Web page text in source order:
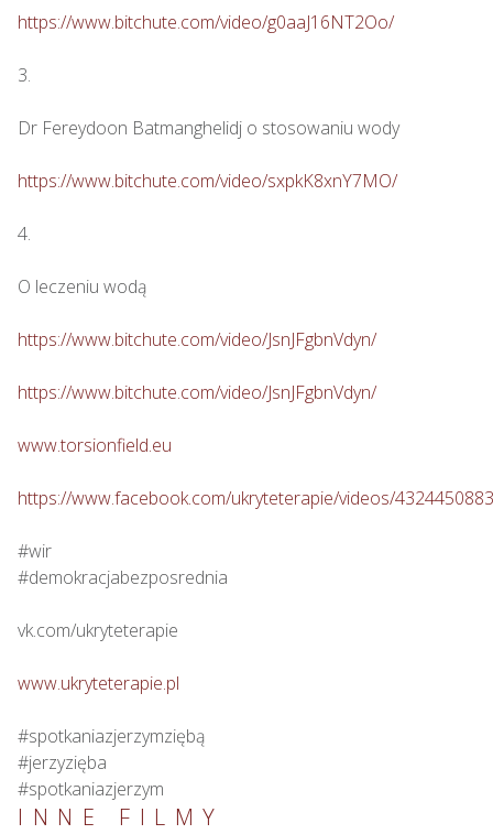
https://www.bitchute.com/video/g0aaJ16NT2Oo/
3.
Dr Fereydoon Batmanghelidj o stosowaniu wody
https://www.bitchute.com/video/sxpkK8xnY7MO/
4.
O leczeniu wodą
https://www.bitchute.com/video/JsnJFgbnVdyn/
https://www.bitchute.com/video/JsnJFgbnVdyn/
www.torsionfield.eu
https://www.facebook.com/ukryteterapie/videos/
#wir
#demokracjabezposrednia
vk.com/ukryteterapie
www.ukryteterapie.pl
#spotkaniazjerzymziębą
#jerzyzięba
#spotkaniazjerzym
INNE FILMY